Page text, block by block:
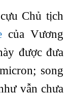
Chủ tịch
của Vương
được đưa
song
vẫn chưa